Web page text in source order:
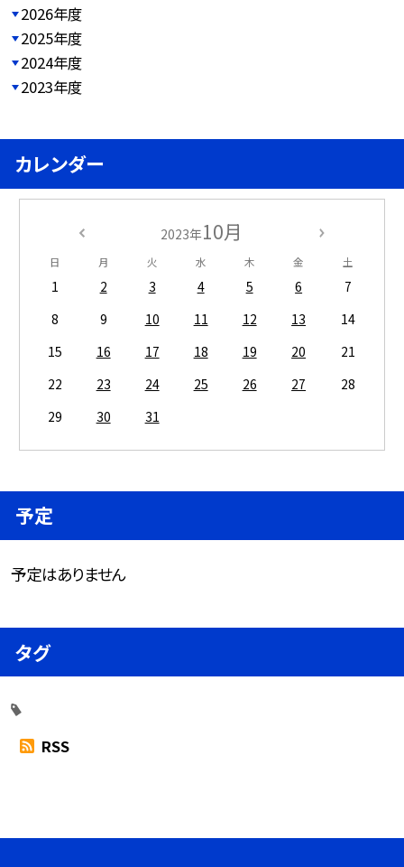
2026年度
2025年度
2024年度
2023年度
カレンダー
2023年10月
日 月 火 水 木 金 土
1 2 3 4 5 6
7
8
9 10 11 12 13
14
15
16 17 18 19 20
21
22
23 24 25 26 27
28
29
30 31
予定
予定はありません
タグ
RSS